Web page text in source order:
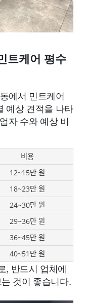
트케어 평수
에서 민트케어
예상 견적을 나타
자 수와 예상 비
비용
12~15만 원
18~23만 원
24~30만 원
29~36만 원
36~45만 원
40~51만 원
, 반드시 업체에
것이 좋습니다.